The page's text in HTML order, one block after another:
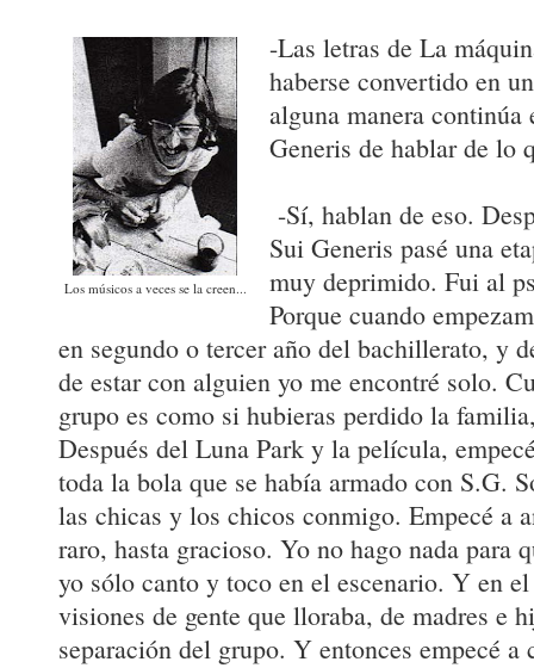
Los músicos a veces se la creen...
-Las letras de La
haberse convertido en
alguna manera
Generis de hablar de lo
-Sí, hablan de eso.
Sui Generis pasé una
muy deprimido. Fui al
Porque cuando
en segundo o tercer año del bachillerato, y
de estar con alguien yo me encontré solo.
grupo es como si hubieras perdido la
Después del Luna Park y la película,
toda la bola que se había armado con S.G.
las chicas y los chicos conmigo. Empecé a
raro, hasta gracioso. Yo no hago nada para
yo sólo canto y toco en el escenario. Y en
visiones de gente que lloraba, de madres e
separación del grupo. Y entonces empecé a